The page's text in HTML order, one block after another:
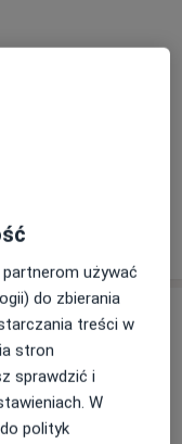
używać
do zbierania
treści w
stron
sprawdzić i
W
polityk